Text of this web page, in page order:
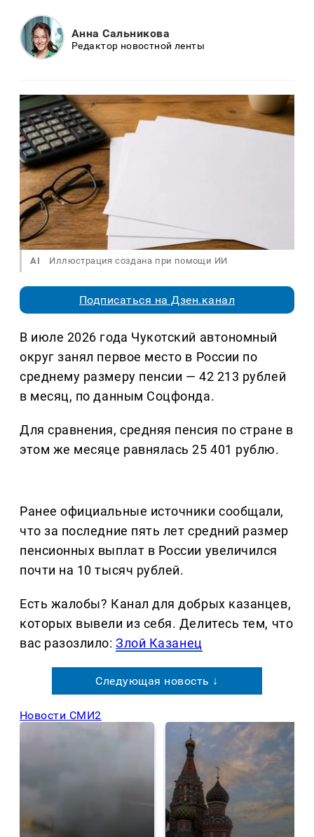
Анна Сальникова
Редактор новостной ленты
AI Иллюстрация создана при помощи ИИ
Подписаться на Дзен.канал
В июле 2026 года Чукотский автономный
округ занял первое место в России по
среднему размеру пенсии — 42 213 рублей
в месяц, по данным Соцфонда.
Для сравнения, средняя пенсия по стране в
этом же месяце равнялась 25 401 рублю.
Ранее официальные источники сообщали,
что за последние пять лет средний размер
пенсионных выплат в России увеличился
почти на 10 тысяч рублей.
Есть жалобы? Канал для добрых казанцев,
которых вывели из себя. Делитеcь тем, что
вас разозлило:Злой Казанец
Следующая новость ↓
Новости СМИ2